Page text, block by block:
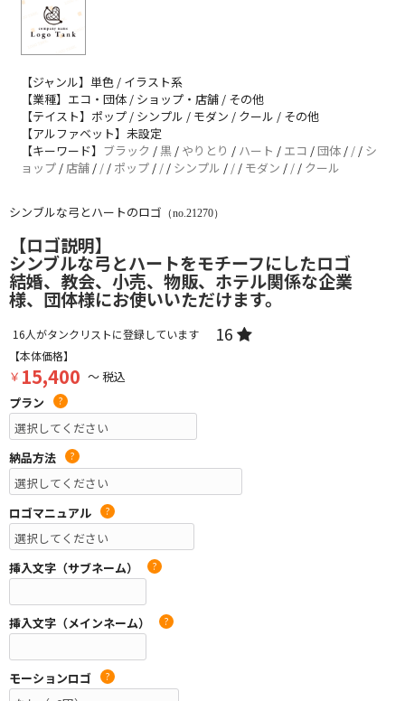
【ジャンル】単色 / イラスト系
【業種】エコ・団体 / ショップ・店舗 / その他
【テイスト】ポップ / シンプル / モダン / クール / その他
【アルファベット】未設定
【キーワード】 ブラック /黒 / やりとり / ハート / エコ /団体 / / / シ
ョップ / 店舗 / / / ポップ / / / シンプル / / / モダン / / / クール
シンブルな弓とハートのロゴ （no.21270）
【ロゴ説明】
シンブルな弓とハートをモチーフにしたロゴ
結婚、教会、小売、物販、ホテル関係な企業
様、団体様にお使いいただけます。
16人がタンクリストに登録しています 16
【本体価格】
￥ 15,400 ～ 税込
プラン
?
納品方法 ?
ロゴマニュアル ?
挿入文字（サブネーム） ?
挿入文字（メインネーム） ?
モーションロゴ ?